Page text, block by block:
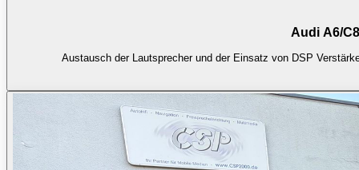
Audi A6/
Austausch der Lautsprecher und der Einsatz von DSP